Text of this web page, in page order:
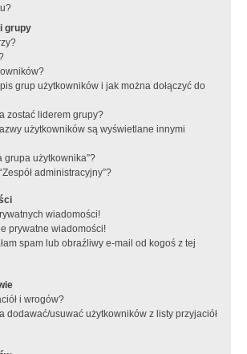
grupy
grup użytkowników i jak można dołączyć do
zostać liderem grupy?
użytkowników są wyświetlane innymi
grupa użytkownika”?
administracyjny”?
wiadomości!
prywatne wiadomości!
spam lub obraźliwy e-mail od kogoś z tej
i wrogów?
dodawać/usuwać użytkowników z listy przyjaciół